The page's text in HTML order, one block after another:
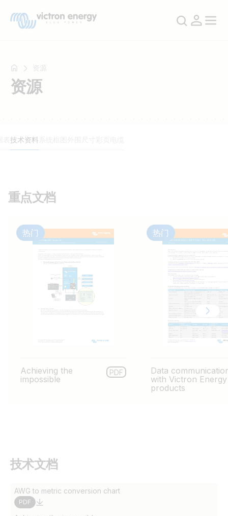
Multiplus-
SmartShunt
资源
资源
技术资料
重点文档
热门
Achieving the
impossible
PDF
热门
Data
with Victron Energy
products
技术文档
AWG to metric conversion chart
PDF